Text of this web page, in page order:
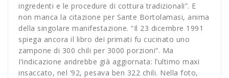
ingredenti e le procedure di cottura tradizionali”. E
non manca la citazione per Sante Bortolamasi, anima
della singolare manifestazione. “Il 23 dicembre 1991
spiega ancora il libro dei primati fu cucinato uno
zampone di 300 chili per 3000 porzioni”. Ma
I’indicazione andrebbe già aggiornata: l’ultimo maxi
insaccato, nel ’92, pesava ben 322 chili. Nella foto,